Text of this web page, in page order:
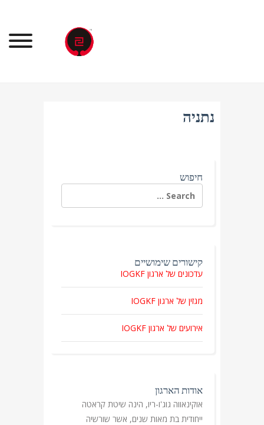
נתניה
חיפוש
Search
for:
קישורים שימושיים
עדכונים של ארגון IOGKF
מגזין של ארגון IOGKF
אירועים של ארגון IOGKF
אודות הארגון
אוקינאווה גוג'ו-ריו, הינה שיטת קראטה
ייחודית בת מאות שנים, אשר שורשיה